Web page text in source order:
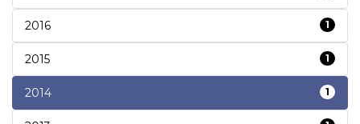
2016 1
2015 1
2014 1